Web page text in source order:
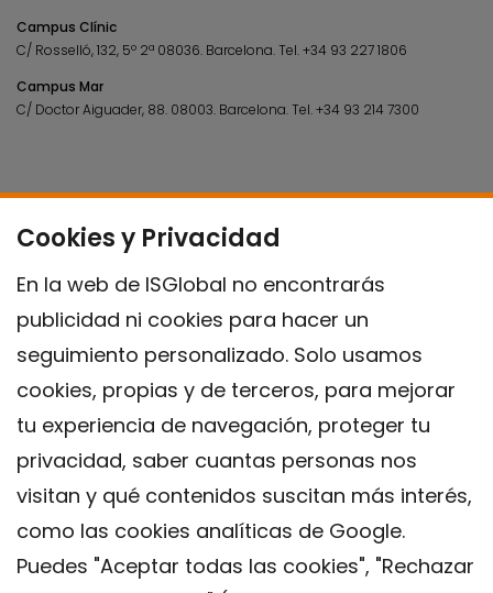
Cookies y Privacidad
En la web de ISGlobal no encontrarás
publicidad ni cookies para hacer un
seguimiento personalizado. Solo usamos
cookies, propias y de terceros, para mejorar
tu experiencia de navegación, proteger tu
privacidad, saber cuantas personas nos
visitan y qué contenidos suscitan más interés,
como las cookies analíticas de Google.
Puedes "Aceptar todas las cookies", "Rechazar
Campus Clínic
C/ Rosselló, 132, 5º 2ª 08036. Barcelona.Tel.+34 93 227 1806
Campus Mar
C/ Doctor Aiguader, 88. 08003. Barcelona.Tel.+34 93 214 7300